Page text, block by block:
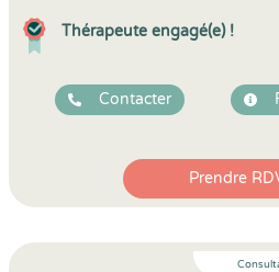
Thérapeute engagé(e) !
Contacter
Prendre